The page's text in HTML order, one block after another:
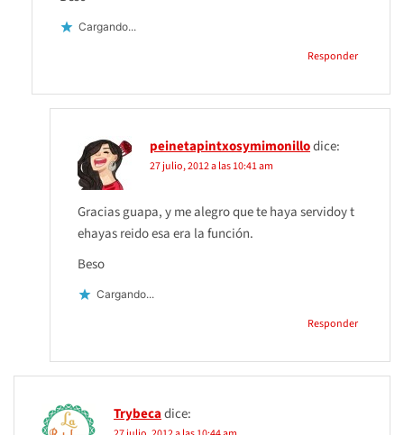
Cargando...
Responder
peinetapintxosymimonillodice:
27 julio, 2012 a las 10:41 am
Gracias guapa, y me alegro que te haya servidoy t
ehayas reido esa era la función.
Beso
Cargando...
Responder
Trybecadice: